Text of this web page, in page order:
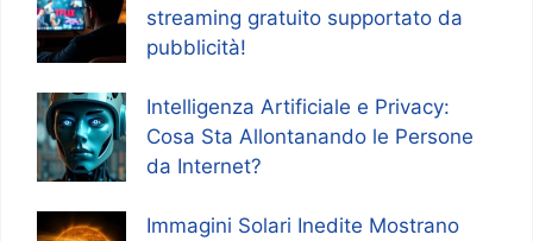
streaming gratuito supportato da
pubblicità!
Intelligenza Artificiale e Privacy:
Cosa Sta Allontanando le Persone
da Internet?
Immagini Solari Inedite Mostrano